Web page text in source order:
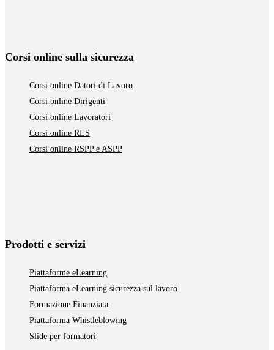
Corsi online sulla sicurezza
Corsi online Datori di Lavoro
Corsi online Dirigenti
Corsi online Lavoratori
Corsi online RLS
Corsi online RSPP e ASPP
Prodotti e servizi
Piattaforme eLearning
Piattaforma eLearning sicurezza sul lavoro
Formazione Finanziata
Piattaforma Whistleblowing
Slide per formatori